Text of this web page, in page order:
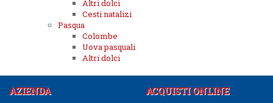
Altri dolci
Cesti natalizi
Pasqua
Colombe
Uova pasquali
Altri dolci
AZIENDA ACQUISTI ONLINE